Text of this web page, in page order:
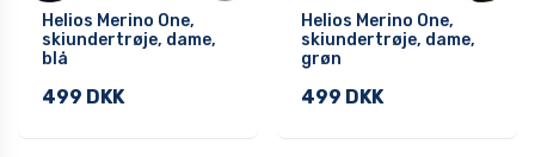
Helios Merino One,
skiundertrøje, dame,
blå
499 DKK
Helios Merino One,
skiundertrøje, dame,
grøn
499 DKK